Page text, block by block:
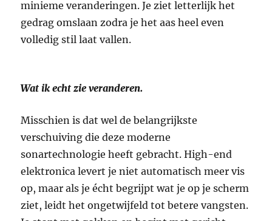
minieme veranderingen. Je ziet letterlijk het
gedrag omslaan zodra je het aas heel even
volledig stil laat vallen.
Wat ik echt zie veranderen.
Misschien is dat wel de belangrijkste
verschuiving die deze moderne
sonartechnologie heeft gebracht. High-end
elektronica levert je niet automatisch meer vis
op, maar als je écht begrijpt wat je op je scherm
ziet, leidt het ongetwijfeld tot betere vangsten.